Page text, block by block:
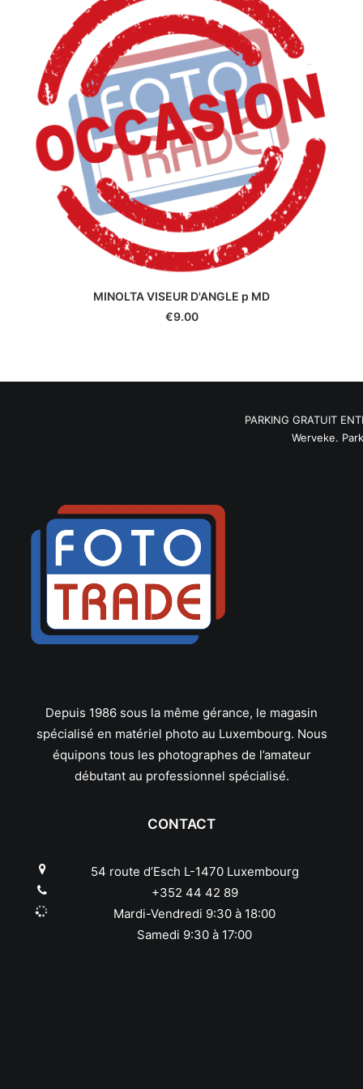
Zenit
Zwarovski
MINOLTA VISEUR D'ANGLE p MD
€9.00
PARKING GRATUIT
Werveke.
Depuis 1986 sous la même gérance, le magasin
spécialisé en matériel photo au Luxembourg. Nous
équipons tous les photographes de l’amateur
débutant au professionnel spécialisé.
CONTACT
54 route d’Esch L-1470 Luxembourg
+352 44 42 89
Mardi-Vendredi 9:30 à 18:00
Samedi 9:30 à 17:00